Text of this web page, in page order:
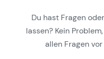
Du hast Fragen
lassen? Kein
allen Fragen